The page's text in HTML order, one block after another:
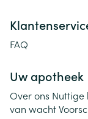
FAQ
Uw apotheek
Over ons Nuttige
van wacht